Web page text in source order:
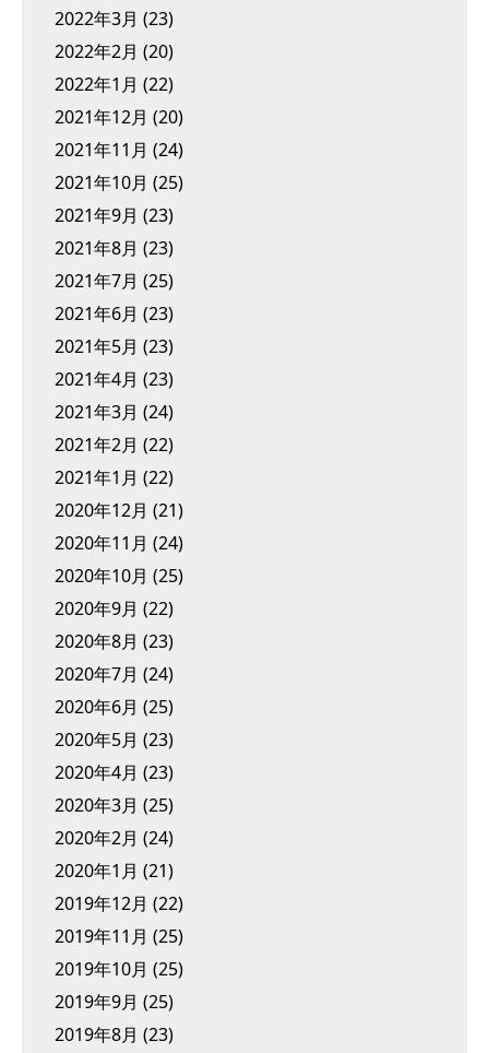
2022年3月 (23)
2022年2月 (20)
2022年1月 (22)
2021年12月 (20)
2021年11月 (24)
2021年10月 (25)
2021年9月 (23)
2021年8月 (23)
2021年7月 (25)
2021年6月 (23)
2021年5月 (23)
2021年4月 (23)
2021年3月 (24)
2021年2月 (22)
2021年1月 (22)
2020年12月 (21)
2020年11月 (24)
2020年10月 (25)
2020年9月 (22)
2020年8月 (23)
2020年7月 (24)
2020年6月 (25)
2020年5月 (23)
2020年4月 (23)
2020年3月 (25)
2020年2月 (24)
2020年1月 (21)
2019年12月 (22)
2019年11月 (25)
2019年10月 (25)
2019年9月 (25)
2019年8月 (23)